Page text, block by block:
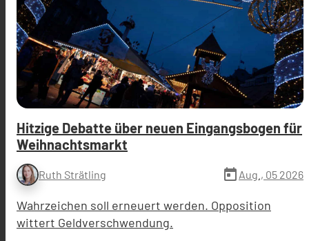
Hitzige Debatte über neuen Eingangsbogen für
Weihnachtsmarkt
Ruth Strätling today Aug., 05 2026
Wahrzeichen soll erneuert werden. Opposition
wittert Geldverschwendung.